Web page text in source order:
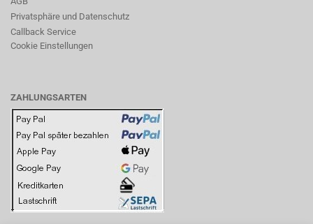
Privatsphäre und Datenschutz
Callback Service
Cookie Einstellungen
ZAHLUNGSARTEN